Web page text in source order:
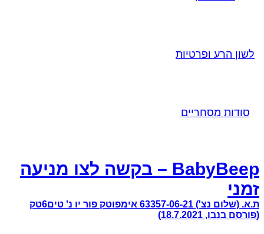
לשון הרע ופרטיות
סודות מסחריים
BabyBeep – בקשה לצו מניעה
זמני
ת.א. (שלום נצ') 63357-06-21 אימפוטק פור יו נ' טים6טק
(פורסם בנבו, 18.7.2021)